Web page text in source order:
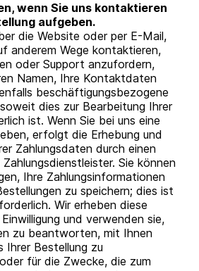
wenn Sie uns kontaktieren
aufgeben.
die Website oder per E-Mail,
anderem Wege kontaktieren,
oder Support anzufordern,
Namen, Ihre Kontaktdaten
beschäftigungsbezogene
dies zur Bearbeitung Ihrer
ist. Wenn Sie bei uns eine
erfolgt die Erhebung und
Zahlungsdaten durch einen
Sie können
Ihre Zahlungsinformationen
zu speichern; dies ist
Wir erheben diese
und verwenden sie,
zu beantworten, mit Ihnen
Ihrer Bestellung zu
für die Zwecke, die zum